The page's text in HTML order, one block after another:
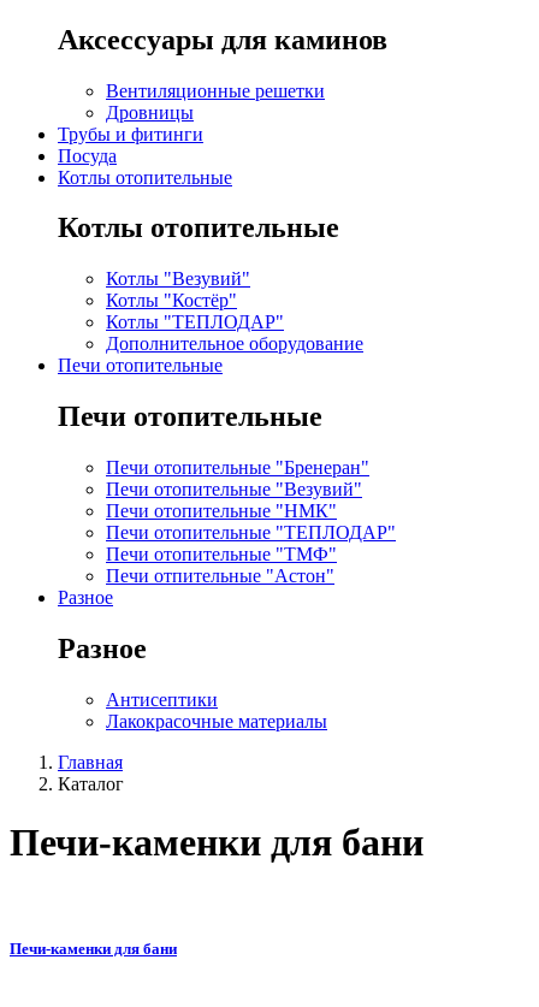
Аксессуары для каминов
Вентиляционные решетки
Дровницы
Трубы и фитинги
Посуда
Котлы отопительные
Котлы отопительные
Котлы "Везувий"
Котлы "Костёр"
Котлы "ТЕПЛОДАР"
Дополнительное оборудование
Печи отопительные
Печи отопительные
Печи отопительные "Бренеран"
Печи отопительные "Везувий"
Печи отопительные "НМК"
Печи отопительные "ТЕПЛОДАР"
Печи отопительные "ТМФ"
Печи отпительные "Астон"
Разное
Разное
Антисептики
Лакокрасочные материалы
Главная
Каталог
Печи-каменки для бани
Печи-каменки для бани